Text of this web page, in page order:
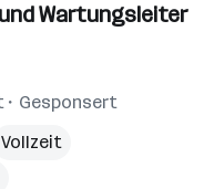
Wartungsleiter
Gesponsert
Vollzeit